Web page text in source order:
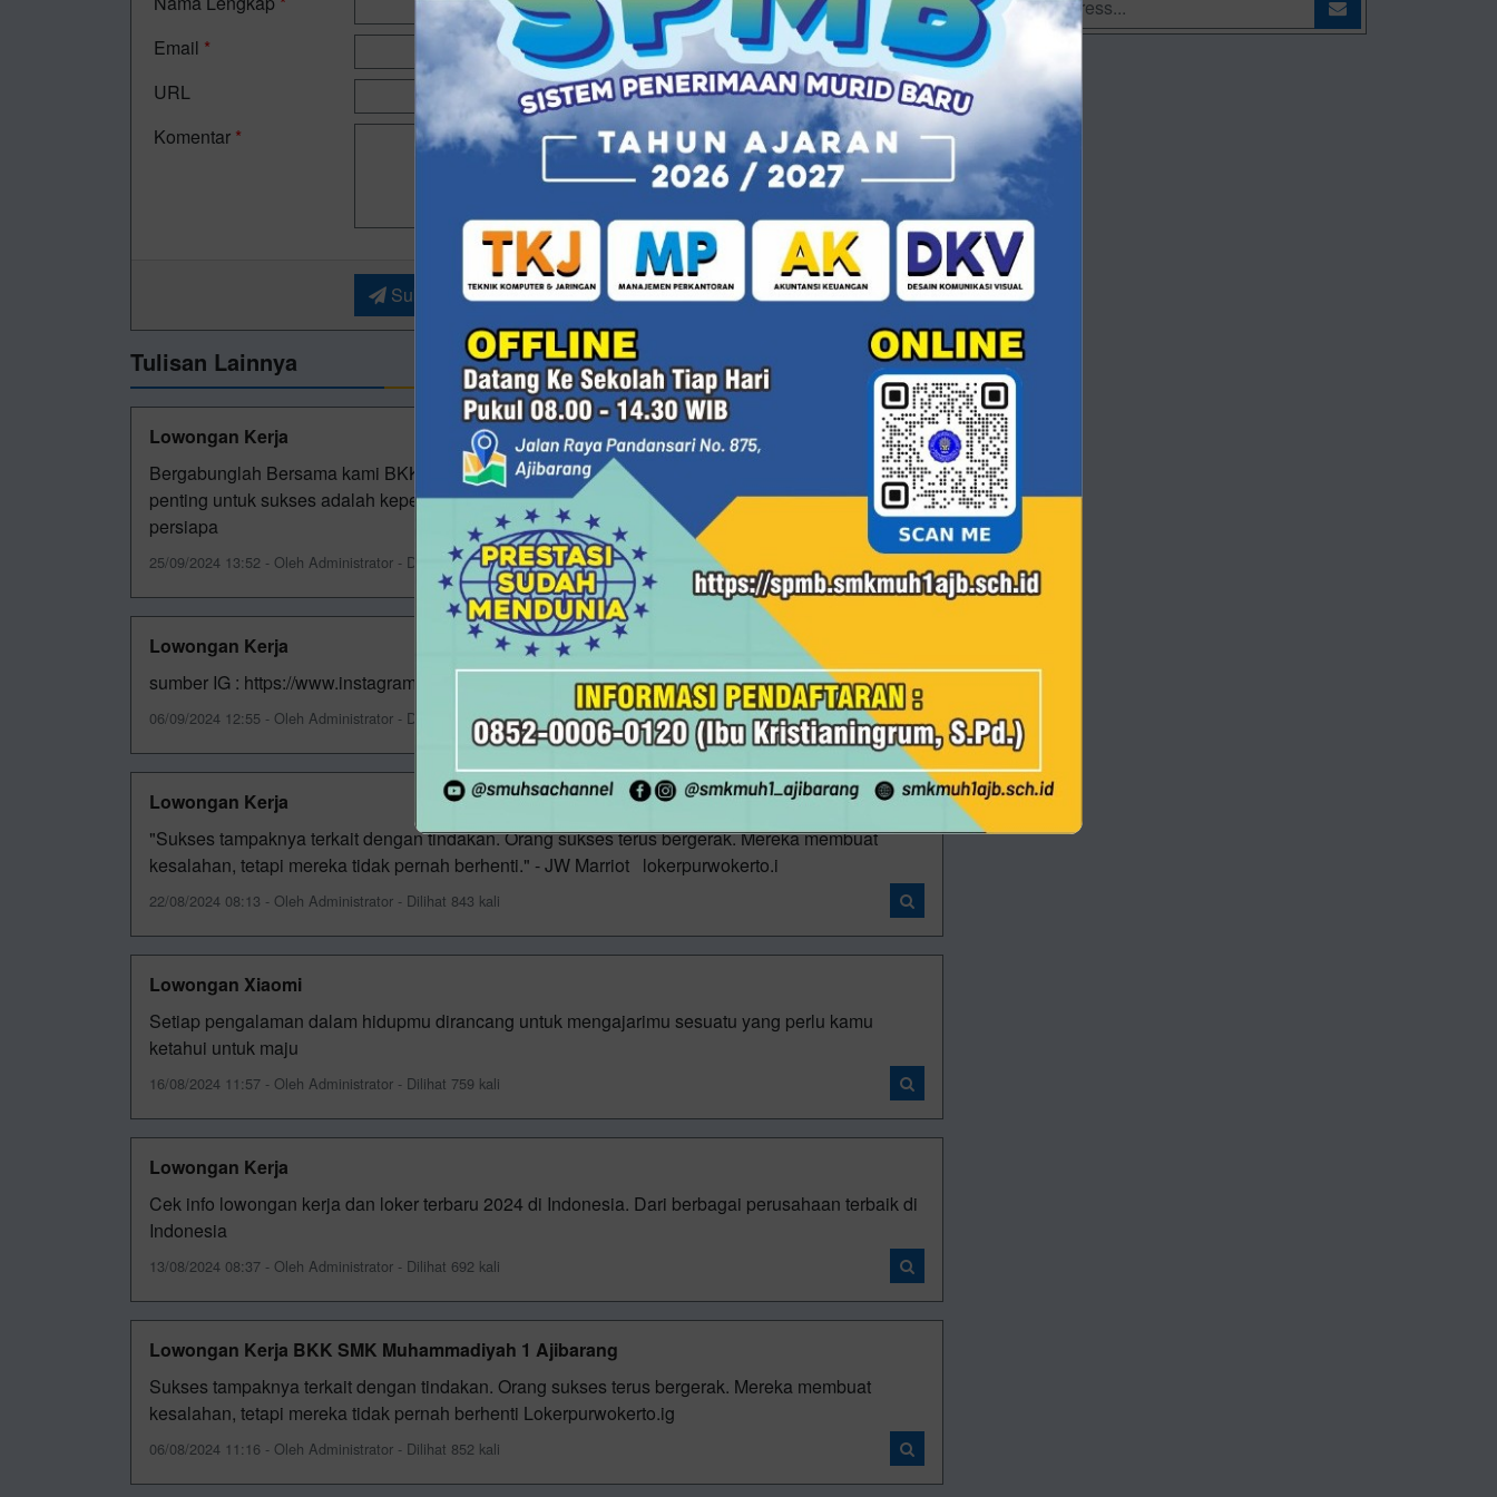
Email *
URL
Komentar *
Submit
Tulisan Lainnya
Lowongan Kerja
Bergabunglah Bersama kami BKK SMK Muhammadiyah 1 Ajibarang. "Satu di antara kunci
penting untuk sukses adalah kepercayaan diri. Kunci penting untuk kepercayaan diri adalah
persiapa
25/09/2024 13:52 - Oleh Administrator - Dilihat 860 kali
Lowongan Kerja
sumber IG : https://www.instagram.com/lokerpurwokerto.ig/
06/09/2024 12:55 - Oleh Administrator - Dilihat 849 kali
Lowongan Kerja
"Sukses tampaknya terkait dengan tindakan. Orang sukses terus bergerak. Mereka membuat
kesalahan, tetapi mereka tidak pernah berhenti." - JW Marriot lokerpurwokerto.i
22/08/2024 08:13 - Oleh Administrator - Dilihat 843 kali
Lowongan Xiaomi
Setiap pengalaman dalam hidupmu dirancang untuk mengajarimu sesuatu yang perlu kamu
ketahui untuk maju
16/08/2024 11:57 - Oleh Administrator - Dilihat 759 kali
Lowongan Kerja
Cek info lowongan kerja dan loker terbaru 2024 di Indonesia. Dari berbagai perusahaan terbaik di
Indonesia
13/08/2024 08:37 - Oleh Administrator - Dilihat 692 kali
Lowongan Kerja BKK SMK Muhammadiyah 1 Ajibarang
Sukses tampaknya terkait dengan tindakan. Orang sukses terus bergerak. Mereka membuat
kesalahan, tetapi mereka tidak pernah berhenti Lokerpurwokerto.ig
06/08/2024 11:16 - Oleh Administrator - Dilihat 852 kali